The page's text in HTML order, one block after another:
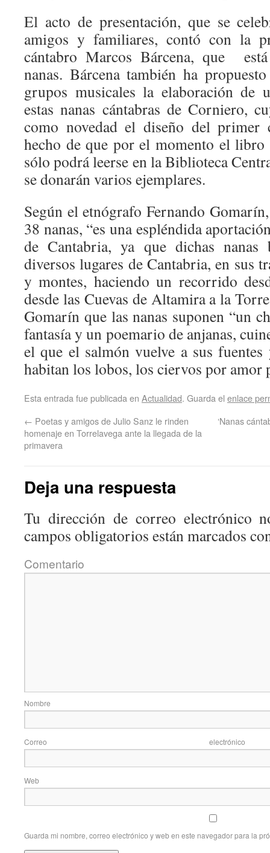
El acto de presentación, que se
amigos y familiares, contó con la
cántabro Marcos Bárcena, que
nanas. Bárcena también ha
grupos musicales la elaboración de
estas nanas cántabras de Corniero,
como novedad el diseño del primer
hecho de que por el momento el
sólo podrá leerse en la Biblioteca
se donarán varios ejemplares.
Según el etnógrafo Fernando
38 nanas, “es una espléndida
de Cantabria, ya que dichas nanas
diversos lugares de Cantabria, en sus
y montes, haciendo un recorrido
desde las Cuevas de Altamira a la
Gomarín que las nanas suponen “un
fantasía y un poemario de anjanas,
el que el salmón vuelve a sus
habitan los lobos, los ciervos por amor
Esta entrada fue publicada en Actualidad. Guarda el enlace
← Poetas y amigos de Julio Sanz le rinden
homenaje en Torrelavega ante la llegada de la
primavera
‘Nanas
Deja una respuesta
Tu dirección de correo electrónico
campos obligatorios están marcados
Correo
Web
Guarda mi nombre, correo electrónico y web en este navegador para la